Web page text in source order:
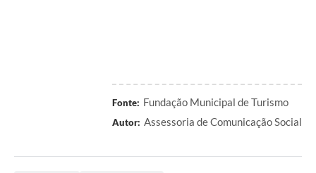
Fonte: Fundação Municipal de Turismo
Autor: Assessoria de Comunicação Social